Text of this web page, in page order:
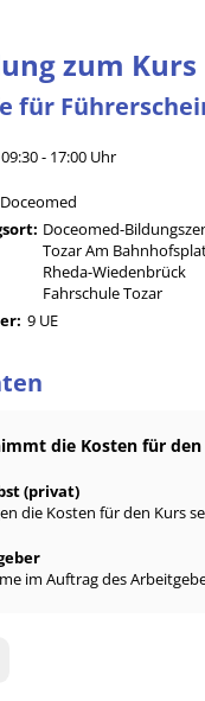
zum Kurs
für
09:30 - 17:00 Uhr
Doceomed
Doceomed-
Tozar Am
Rheda-Wiedenbrück
Fahrschule Tozar
9 UE
die Kosten für den
(privat)
die Kosten für den Kurs
im Auftrag des